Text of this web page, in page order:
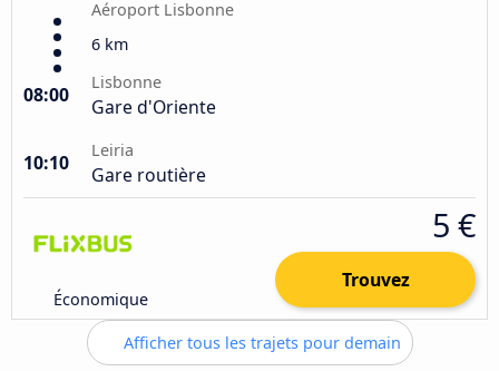
Aéroport Lisbonne
6 km
08:00
Lisbonne
Gare d'Oriente
10:10
Leiria
Gare routière
Économique
5 €
Trouvez
Afficher tous les trajets pour demain